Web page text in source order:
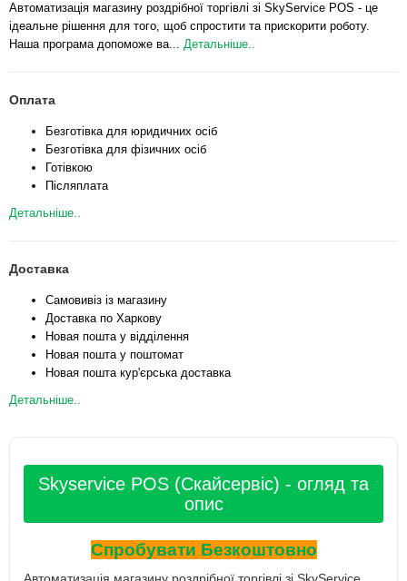
Автоматизація магазину роздрібної торгівлі зі SkyService POS - це
ідеальне рішення для того, щоб спростити та прискорити роботу.
Наша програма допоможе ва... Детальніше..
Оплата
Безготівка для юридичних осіб
Безготівка для фізичних осіб
Готівкою
Післяплата
Детальніше..
Доставка
Самовивіз із магазину
Доставка по Харкову
Новая пошта у відділення
Новая пошта у поштомат
Новая пошта кур'єрська доставка
Детальніше..
Skyservice POS (Скайсервіс) - огляд та
опис
Спробувати Безкоштовно